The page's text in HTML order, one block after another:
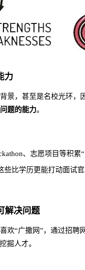
力
景，甚至是名校光环
题的能力。
、志愿项目等积累“
比学历更能打动面试官
解决问题
欢“广撒网”，通过招
掘人才。